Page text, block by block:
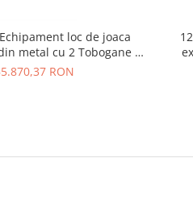
loc de joaca
metal cu 2 Tobogane si
Cataratoare
RON